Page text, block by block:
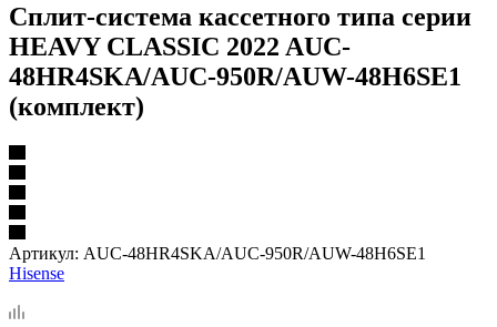
Сплит-система кассетного типа серии
HEAVY CLASSIC 2022 AUC-
48HR4SKA/AUC-950R/AUW-48H6SE1
(комплект)
Артикул: AUC-48HR4SKA/AUC-950R/AUW-48H6SE1
Hisense